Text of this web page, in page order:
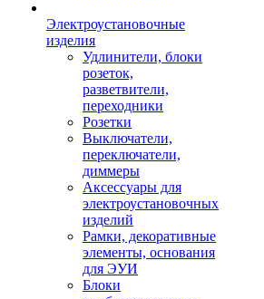
Электроустановочные
изделия
Удлинители, блоки
розеток,
разветвители,
переходники
Розетки
Выключатели,
переключатели,
диммеры
Аксессуары для
электроустановочных
изделий
Рамки, декоративные
элементы, основания
для ЭУИ
Блоки